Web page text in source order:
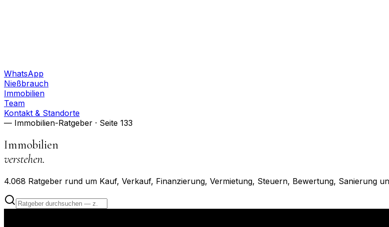
WhatsApp
Nießbrauch
Immobilien
Team
Kontakt & Standorte
— Immobilien-Ratgeber · Seite 133
Immobilien
verstehen.
4.068 Ratgeber rund um Kauf, Verkauf, Finanzierung, Vermietung, Steuern, Bewertung, Sanierung